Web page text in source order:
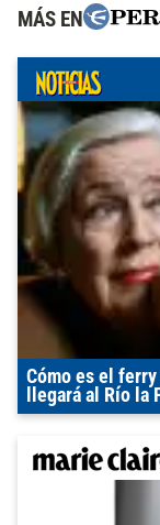
MÁS EN
Cómo es el
llegará al Río la